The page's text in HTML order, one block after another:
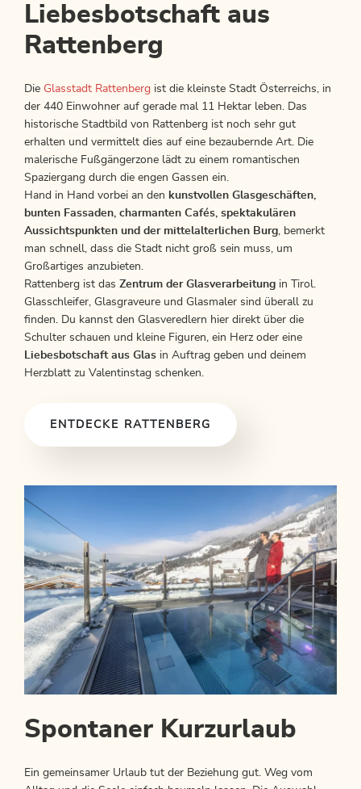
Liebesbotschaft aus
Rattenberg
Die Glasstadt Rattenberg ist die kleinste Stadt Österreichs, in
der 440 Einwohner auf gerade mal 11 Hektar leben. Das
historische Stadtbild von Rattenberg ist noch sehr gut
erhalten und vermittelt dies auf eine bezaubernde Art. Die
malerische Fußgängerzone lädt zu einem romantischen
Spaziergang durch die engen Gassen ein.
Hand in Hand vorbei an den kunstvollen Glasgeschäften,
bunten Fassaden, charmanten Cafés, spektakulären
Aussichtspunkten und der mittelalterlichen Burg, bemerkt
man schnell, dass die Stadt nicht groß sein muss, um
Großartiges anzubieten.
Rattenberg ist das Zentrum der Glasverarbeitung in Tirol.
Glasschleifer, Glasgraveure und Glasmaler sind überall zu
finden. Du kannst den Glasveredlern hier direkt über die
Schulter schauen und kleine Figuren, ein Herz oder eine
Liebesbotschaft aus Glas in Auftrag geben und deinem
Herzblatt zu Valentinstag schenken.
ENTDECKE RATTENBERG
Spontaner Kurzurlaub
Ein gemeinsamer Urlaub tut der Beziehung gut. Weg vom